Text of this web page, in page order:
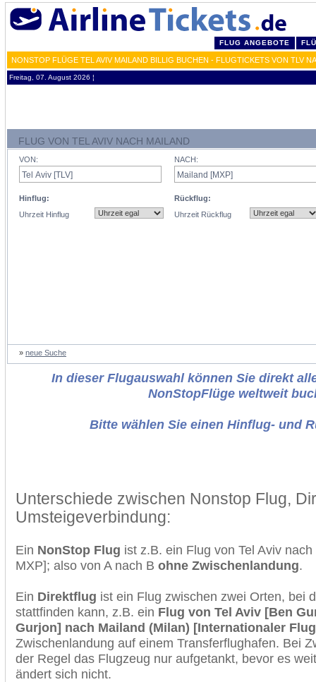
FLUG ANGEBOTE
NONSTOP FLÜGE TEL AVIV MAILAND BILLIG BUCHEN - FLUGTICKETS VON TLV
Freitag, 07. August 2026 ¦
FLUG VON TEL AVIV NACH MAILAND
VON:
Hinflug:
Uhrzeit Hinflug
NACH:
Rückflug:
Uhrzeit Rückflug
» neue Suche
In dieser Flugauswahl können Sie direkt
NonStopFlüge weltweit
Bitte wählen Sie einen Hinflug- und
Unterschiede zwischen Nonstop Flug,
Umsteigeverbindung:
Ein NonStop Flug ist z.B. ein Flug von Tel Aviv
MXP]; also von A nach B ohne Zwischenlandung.
Ein Direktflug ist ein Flug zwischen zwei Orten, bei
stattfinden kann, z.B. ein Flug von Tel Aviv [Ben
Gurjon] nach Mailand (Milan) [Internationaler
Zwischenlandung auf einem Transferflughafen. Bei
der Regel das Flugzeug nur aufgetankt, bevor es
ändert sich nicht.